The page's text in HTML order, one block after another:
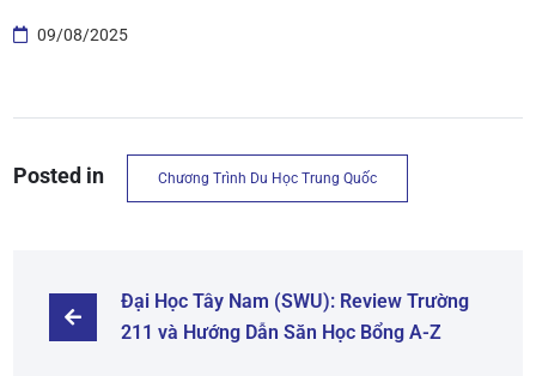
09/08/2025
Posted in Chương Trình Du Học Trung Quốc
Đại Học Tây Nam (SWU): Review Trường
211 và Hướng Dẫn Săn Học Bổng A-Z